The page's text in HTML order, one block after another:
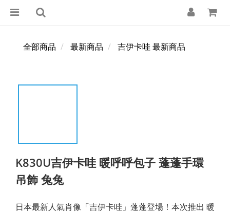
全部商品 最新商品 吉伊卡哇 最新商品
K830U吉伊卡哇 暖呼呼包子 蓬蓬手環
吊飾 兔兔
日本最新人氣肖像「吉伊卡哇」蓬蓬登場！本次推出 暖